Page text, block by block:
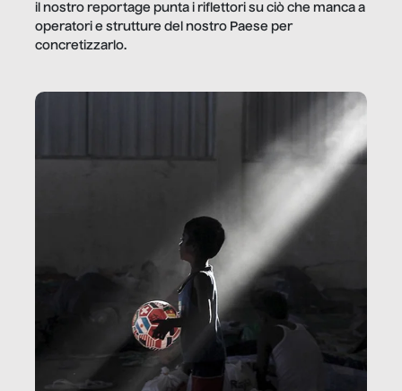
il nostro reportage punta i riflettori su ciò che manca a
operatori e strutture del nostro Paese per
concretizzarlo.